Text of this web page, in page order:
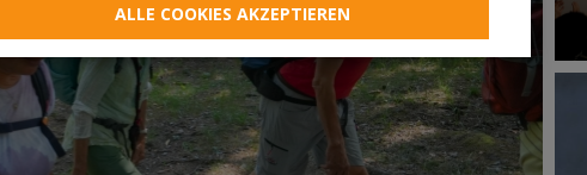
ALLE COOKIES AKZEPTIEREN